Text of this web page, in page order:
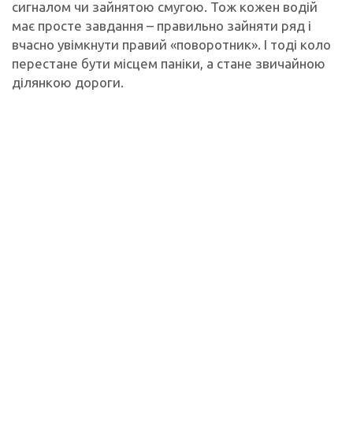
сигналом чи зайнятою смугою. Тож кожен водій
має просте завдання – правильно зайняти ряд і
вчасно увімкнути правий «поворотник». І тоді коло
перестане бути місцем паніки, а стане звичайною
ділянкою дороги.